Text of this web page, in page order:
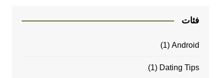
فئات
Android
(1)
Dating Tips
(1)